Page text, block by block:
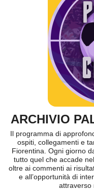
ARCHIVIO
Il programma di
ospiti, collegamenti e
Fiorentina. Ogni giorno
tutto quel che accade
oltre ai commenti ai
e all’opportunità di
attraverso